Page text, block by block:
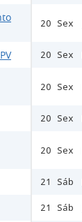
20 Sex
20 Sex
20 Sex
20 Sex
20 Sex
21 Sáb
21 Sáb